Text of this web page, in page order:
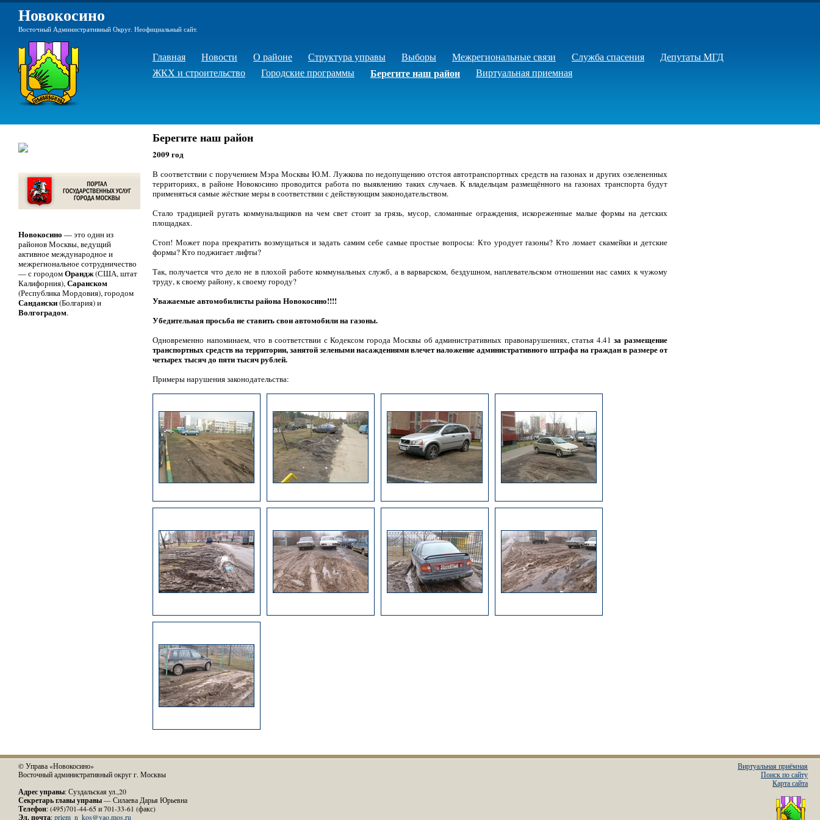
Новокосино
Восточный Административный Округ. Неофициальный сайт.
Главная Новости О районе Структура управы Выборы Межрегиональные связи Служба спасения
Депутаты МГД
ЖКХ и строительство
Городские программы Берегите наш район Виртуальная приемная
Берегите наш район
2009 год
В соответствии с поручением Мэра Москвы Ю.М. Лужкова по недопущению отстоя автотранспортных средств на газонах и других озелененных
территориях, в районе Новокосино проводится работа по выявлению таких случаев. К владельцам размещённого на газонах транспорта будут
применяться самые жёсткие меры в соответствии с действующим законодательством.
Стало традицией ругать коммунальщиков на чем свет стоит за грязь, мусор, сломанные ограждения, искореженные малые формы на детских
площадках.
Стоп! Может пора прекратить возмущаться и задать самим себе самые простые вопросы: Кто уродует газоны? Кто ломает скамейки и детские
формы? Кто поджигает лифты?
Так, получается что дело не в плохой работе коммунальных служб, а в варварском, бездушном, наплевательском отношении нас самих к чужому
труду, к своему району, к своему городу?
Уважаемые автомобилисты района Новокосино!!!!
Убедительная просьба не ставить свои автомобили на газоны.
Одновременно напоминаем, что в соответствии с Кодексом города Москвы об административных правонарушениях, статья 4.41за размещение
транспортных средств на территории, занятой зелеными насаждениями влечет наложение административного штрафа на граждан в размере от
четырех тысяч до пяти тысяч рублей.
Примеры нарушения законодательства:
Новокосино — это один из
районов Москвы, ведущий
активное международное и
межрегиональное сотрудничество
— с городомОрандж(США, штат
Калифорния),Саранском
(Республика Мордовия), городом
Сандански(Болгария) и
Волгоградом.
© Управа «Новокосино»
Восточный административный округ г. Москвы
Адрес управы: Суздальская ул.,20
Секретарь главы управы — Силаева Дарья Юрьевна
Телефон: (495)701-44-65 и 701-33-61 (факс)
Эл. почта: priem_n_kos@vao.mos.ru
Виртуальная приёмная
Поиск по сайту
Карта сайта